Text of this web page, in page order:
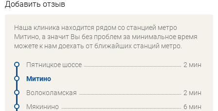
Добавить отзыв
Наша клиника находится рядом со станцией метро
Митино, а значит Вы без проблем за минимальное время
можете к нам доехать от ближайших станций метро.
Пятницкое шоссе
2 мин
Митино
Волоколамская
2 мин
Мякинино
6 мин